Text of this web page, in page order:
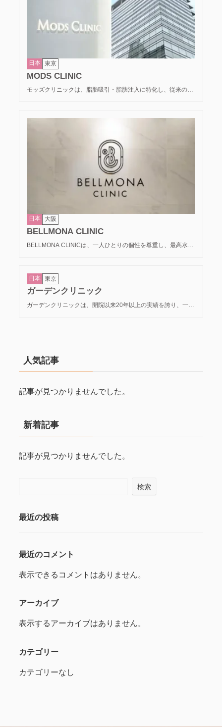
日本 東京
MODS CLINIC
モッズクリニックは、脂肪吸引・脂肪注入に特化し、従来の豊
日本 大阪
BELLMONA CLINIC
BELLMONA CLINICは、一人ひとりの個性を尊重し、最高水準
において、自然な質感と「黄金比」を追求した仕上がりに定評
があります。「ただ美しくなるだけでなく、自分に自信を持て
るように」という想いで、人生を輝かせるトータルビューティ
ーをサポートしています。
日本 東京
ガーデンクリニック
ガーデンクリニックは、開院以来20年以上の実績を誇り、一人
「患者様の不安をゼロにする」ことを掲げ、術後の定期検診や
処置、24時間体制の相談窓口など、長期的なサポートを実現さ
せています。
人気記事
記事が見つかりませんでした。
新着記事
記事が見つかりませんでした。
検索
最近の投稿
最近のコメント
表示できるコメントはありません。
アーカイブ
表示するアーカイブはありません。
カテゴリー
カテゴリーなし